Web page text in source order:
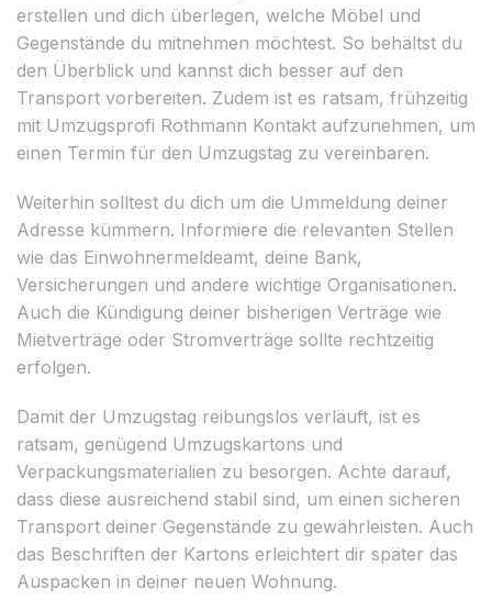
erstellen und dich überlegen, welche Möbel und
Gegenstände du mitnehmen möchtest. So behältst du
den Überblick und kannst dich besser auf den
Transport vorbereiten. Zudem ist es ratsam, frühzeitig
mit Umzugsprofi Rothmann Kontakt aufzunehmen, um
einen Termin für den Umzugstag zu vereinbaren.
Weiterhin solltest du dich um die Ummeldung deiner
Adresse kümmern. Informiere die relevanten Stellen
wie das Einwohnermeldeamt, deine Bank,
Versicherungen und andere wichtige Organisationen.
Auch die Kündigung deiner bisherigen Verträge wie
Mietverträge oder Stromverträge sollte rechtzeitig
erfolgen.
Damit der Umzugstag reibungslos verläuft, ist es
ratsam, genügend Umzugskartons und
Verpackungsmaterialien zu besorgen. Achte darauf,
dass diese ausreichend stabil sind, um einen sicheren
Transport deiner Gegenstände zu gewährleisten. Auch
das Beschriften der Kartons erleichtert dir später das
Auspacken in deiner neuen Wohnung.